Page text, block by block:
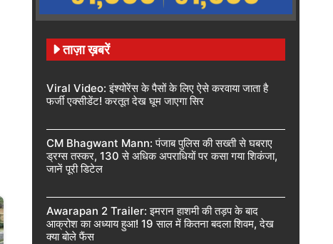
ताज़ा ख़बरें
Viral Video: इंश्योरेंस के पैसों के लिए ऐसे करवाया जाता है
फर्जी एक्सीडेंट! करतूत देख घूम जाएगा सिर
CM Bhagwant Mann: पंजाब पुलिस की सख्ती से घबराए
ड्रग्स तस्कर, 130 से अधिक अपराधियों पर कसा गया शिकंजा,
जानें पूरी डिटेल
Awarapan 2 Trailer: इमरान हाशमी की तड़प के बाद
आक्रोश का अध्याय हुआ! 19 साल में कितना बदला शिवम, देख
क्या बोले फैंस